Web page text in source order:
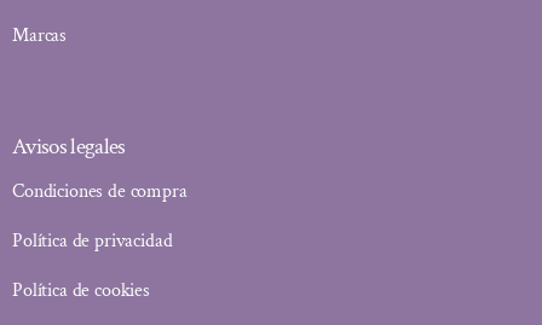
Marcas
Avisos legales
Condiciones de compra
Política de privacidad
Política de cookies